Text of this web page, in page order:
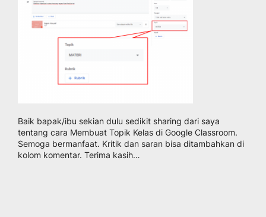
Baik bapak/ibu sekian dulu sedikit sharing dari saya
tentang cara Membuat Topik Kelas di Google Classroom.
Semoga bermanfaat. Kritik dan saran bisa ditambahkan di
kolom komentar. Terima kasih…